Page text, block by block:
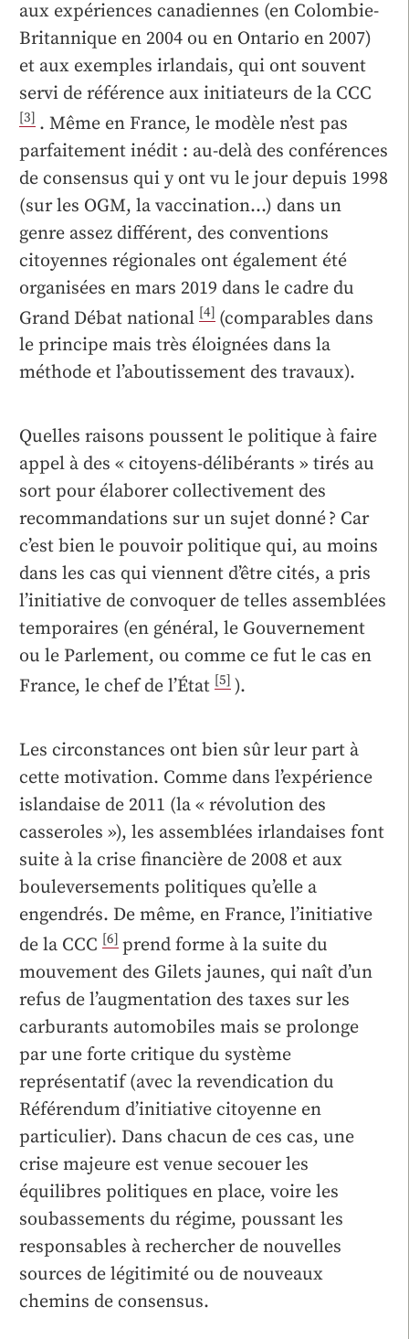
aux expériences canadiennes (en Colombie-
Britannique en 2004 ou en Ontario en 2007)
et aux exemples irlandais, qui ont souvent
servi de référence aux initiateurs de la CCC
[3] . Même en France, le modèle n’est pas
parfaitement inédit : au-delà des conférences
de consensus qui y ont vu le jour depuis 1998
(sur les OGM, la vaccination…) dans un
genre assez différent, des conventions
citoyennes régionales ont également été
organisées en mars 2019 dans le cadre du
Grand Débat national [4] (comparables dans
le principe mais très éloignées dans la
méthode et l’aboutissement des travaux).
Quelles raisons poussent le politique à faire
appel à des « citoyens-délibérants » tirés au
sort pour élaborer collectivement des
recommandations sur un sujet donné ? Car
c’est bien le pouvoir politique qui, au moins
dans les cas qui viennent d’être cités, a pris
l’initiative de convoquer de telles assemblées
temporaires (en général, le Gouvernement
ou le Parlement, ou comme ce fut le cas en
France, le chef de l’État [5] ).
Les circonstances ont bien sûr leur part à
cette motivation. Comme dans l’expérience
islandaise de 2011 (la « révolution des
casseroles »), les assemblées irlandaises font
suite à la crise financière de 2008 et aux
bouleversements politiques qu’elle a
engendrés. De même, en France, l’initiative
de la CCC [6] prend forme à la suite du
mouvement des Gilets jaunes, qui naît d’un
refus de l’augmentation des taxes sur les
carburants automobiles mais se prolonge
par une forte critique du système
représentatif (avec la revendication du
Référendum d’initiative citoyenne en
particulier). Dans chacun de ces cas, une
crise majeure est venue secouer les
équilibres politiques en place, voire les
soubassements du régime, poussant les
responsables à rechercher de nouvelles
sources de légitimité ou de nouveaux
chemins de consensus.